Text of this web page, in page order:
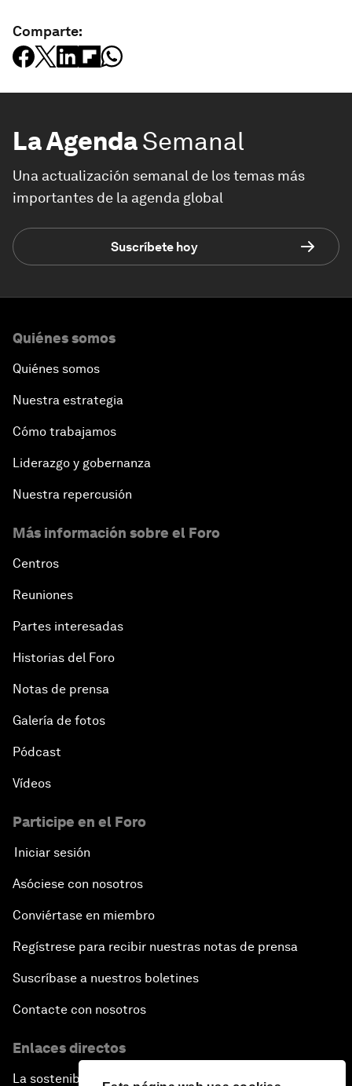
Comparte:
La AgendaSemanal
Una actualización semanal de los temas más
importantes de la agenda global
Suscríbete hoy
Quiénes somos
Quiénes somos
Nuestra estrategia
Cómo trabajamos
Liderazgo y gobernanza
Nuestra repercusión
Más información sobre el Foro
Centros
Reuniones
Partes interesadas
Historias del Foro
Notas de prensa
Galería de fotos
Pódcast
Vídeos
Participe en el Foro
Iniciar sesión
Asóciese con nosotros
Conviértase en miembro
Regístrese para recibir nuestras notas de prensa
Suscríbase a nuestros boletines
Contacte con nosotros
Enlaces directos
La sostenibilidad en el Foro